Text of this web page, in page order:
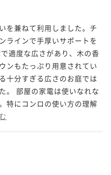
を兼ねて利用しました。チ
ラインで手厚いサポートを
適度な広さがあり、木の香
ンもたっぷり用意されてい
十分すぎる広さのお庭では
。 部屋の家電は使いなれな
特にコンロの使い方の理解